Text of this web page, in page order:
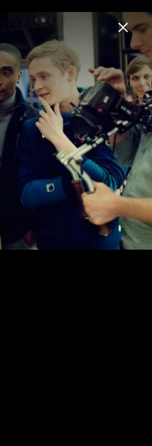
Menu
Fotos Biografie
Lovers“